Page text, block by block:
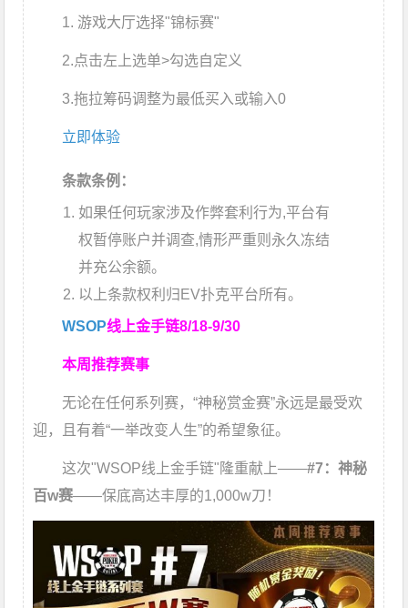
1. 游戏大厅选择"锦标赛"
2.点击左上选单>勾选自定义
3.拖拉筹码调整为最低买入或输入0
立即体验
条款条例：
如果任何玩家涉及作弊套利行为,平台有
权暂停账户并调查,情形严重则永久冻结
并充公余额。
以上条款权利归EV扑克平台所有。
WSOP线上金手链8/18-9/30
本周推荐赛事
无论在任何系列赛，“神秘赏金赛”永远是最受欢
迎，且有着“一举改变人生”的希望象征。
这次"WSOP线上金手链"隆重献上——#7：神秘
百w赛——保底高达丰厚的1,000w刀！